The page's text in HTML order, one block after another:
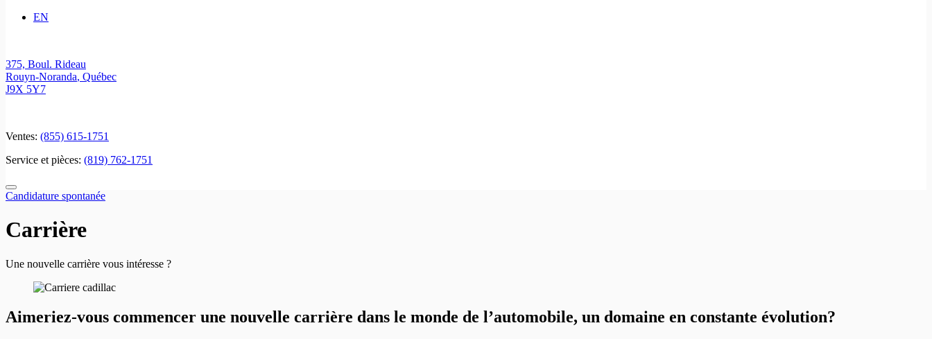
EN
375, Boul. Rideau
Rouyn-Noranda, Québec
J9X 5Y7
Ventes: (855) 615-1751
Service et pièces: (819) 762-1751
Candidature spontanée
Carrière
Une nouvelle carrière vous intéresse ?
Aimeriez-vous commencer une nouvelle carrière dans le monde de l’automobile, un domaine en constante évolution?